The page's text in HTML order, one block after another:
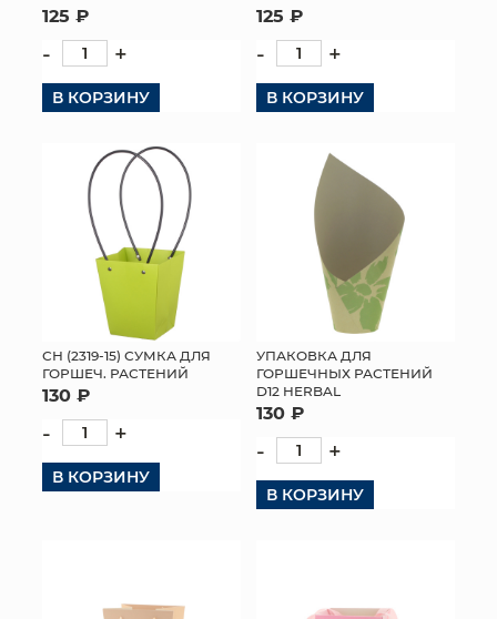
125 ₽
- +
В КОРЗИНУ
125 ₽
- +
В КОРЗИНУ
СН (2319-15) СУМКА ДЛЯ
ГОРШЕЧ. РАСТЕНИЙ
130 ₽
- +
В КОРЗИНУ
УПАКОВКА ДЛЯ
ГОРШЕЧНЫХ РАСТЕНИЙ
D12 HERBAL
130 ₽
- +
В КОРЗИНУ